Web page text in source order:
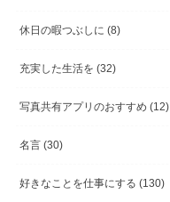
休日の暇つぶしに (8)
充実した生活を (32)
写真共有アプリのおすすめ (12)
名言 (30)
好きなことを仕事にする (130)